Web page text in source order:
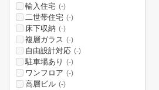
輸入住宅 (-)
二世帯住宅 (-)
床下収納 (-)
複層ガラス (-)
自由設計対応 (-)
駐車場あり (-)
ワンフロア (-)
高層ビル (-)